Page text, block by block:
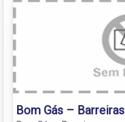
Bom Gás – Barreiras